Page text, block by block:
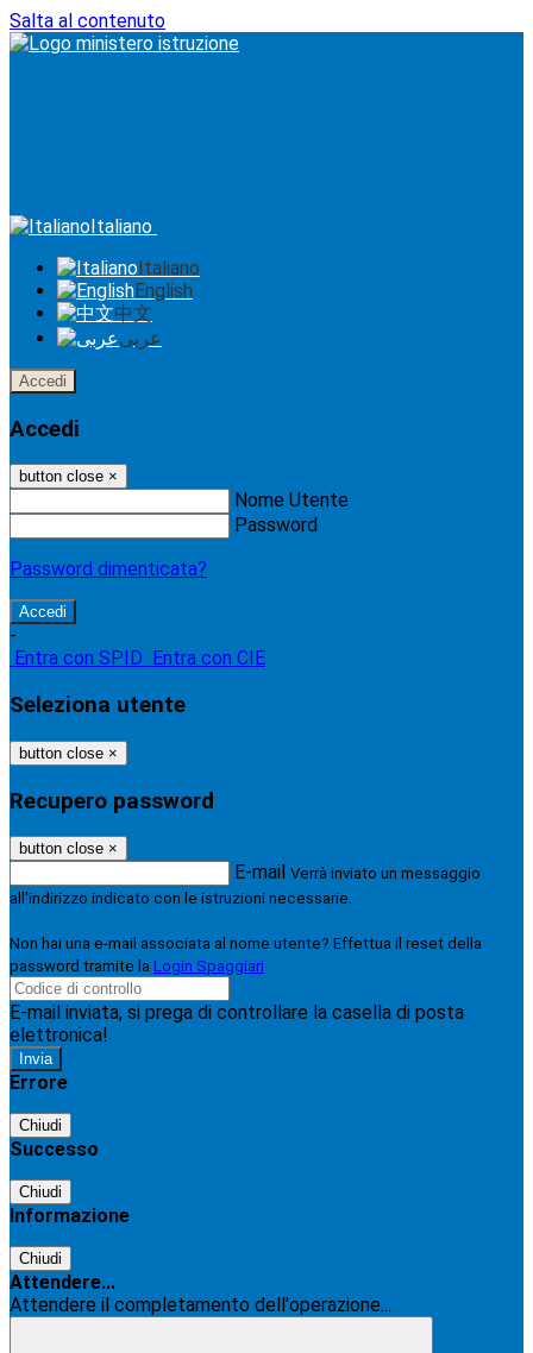
Salta al contenuto
Italiano
Italiano
English
中文
عربى
Accedi
Accedi
button close ×
Nome Utente
Password
Password dimenticata?
-
Entra con SPID
Entra con CIE
Seleziona utente
button close ×
Recupero password
button close ×
E-mail Verrà inviato un messaggio
all'indirizzo indicato con le istruzioni necessarie.
Non hai una e-mail associata al nome utente? Effettua il reset della
password tramite la Login Spaggiari
E-mail inviata, si prega di controllare la casella di posta
elettronica!
Errore
Chiudi
Successo
Chiudi
Informazione
Chiudi
Attendere...
Attendere il completamento dell'operazione...